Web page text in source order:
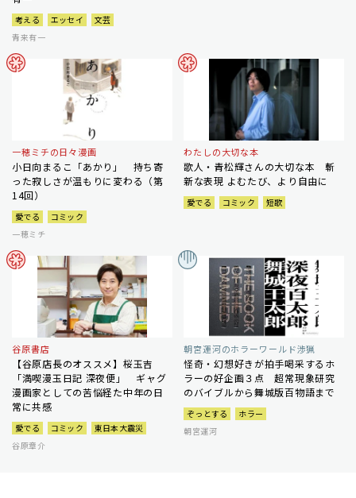
考える エッセイ
文芸
青来有一
一穂ミチの日々漫画
小日向まるこ「あかり」 持ち寄
った寂しさが温もりに変わる（第
14回）
愛でる
コミック
一穂ミチ
わたしの大切な本
歌人・青松輝さんの大切な本 斬
新な表現 よむたび、より自由に
愛でる コミック 短歌
谷原書店
【谷原店長のオススメ】桜玉吉
「満喫漫玉日記 深夜便」 ギャグ
漫画家としての苦悩経た中年の日
常に共感
愛でる コミック
東日本大震災
谷原章介
朝宮運河のホラーワールド渉猟
怪奇・幻想好きが拍手喝采するホ
ラーの好企画３点 超常現象研究
のバイブルから舞城版百物語まで
ぞっとする
ホラー
朝宮運河